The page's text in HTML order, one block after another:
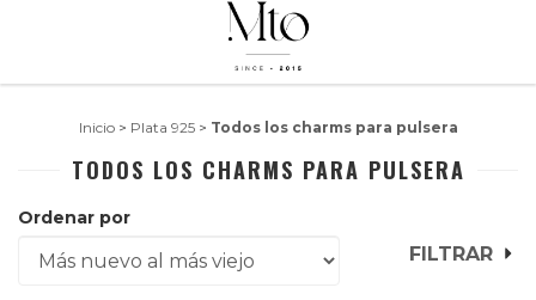
Inicio > Plata 925 > Todos los charms para pulsera
TODOS LOS CHARMS PARA PULSERA
Ordenar por
FILTRAR